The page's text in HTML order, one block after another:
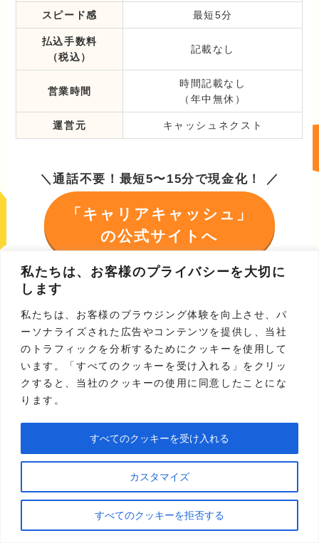
私たちは、お客様のプライバシーを大切に
します
私たちは、お客様のブラウジング体験を向上させ、パ
ーソナライズされた広告やコンテンツを提供し、当社
のトラフィックを分析するためにクッキーを使用して
います。「すべてのクッキーを受け入れる」をクリッ
クすると、当社のクッキーの使用に同意したことにな
ります。
カスタマイズ
すべてのクッキーを拒否する
すべてのクッキーを受け入れる
スピード感 最短5分
払込手数料
（税込）
記載なし
営業時間
時間記載なし
（年中無休）
運営元 キャッシュネクスト
＼通話不要！最短5〜15分で現金化！ ／
「キャリアキャッシュ」
の公式サイトへ
あわせて読みたい
キャッシュネクストとは？口
コミ・評判や実際に使用した
感想、現金化のポイントも